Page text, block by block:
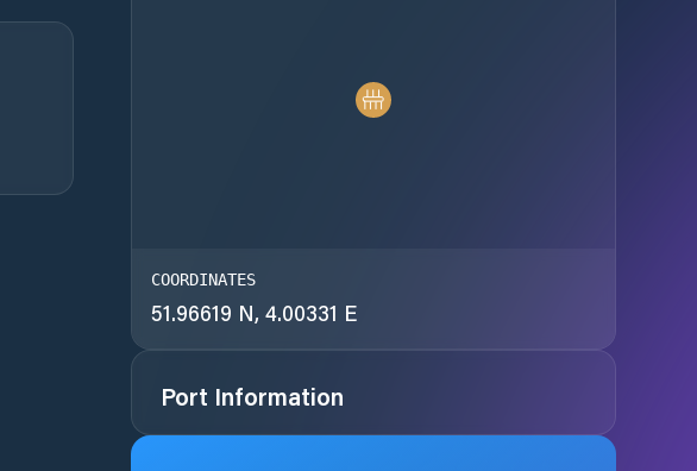
COORDINATES
51.96619 N, 4.00331 E
Port Information